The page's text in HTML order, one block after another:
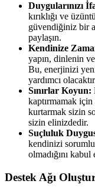
Duygularınızı
kırıklığı ve
güvendiğiniz bir
paylaşın.
Kendinize
yapın, dinlenin
Bu, enerjinizi
yardımcı
Sınırlar Koyun:
kaptırmamak
kurtarmak sizin
sizin elinizdedir.
Suçluluk
kendinizi
olmadığını kabul
Destek Ağı